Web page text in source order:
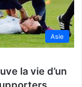
Asie
la vie d’un